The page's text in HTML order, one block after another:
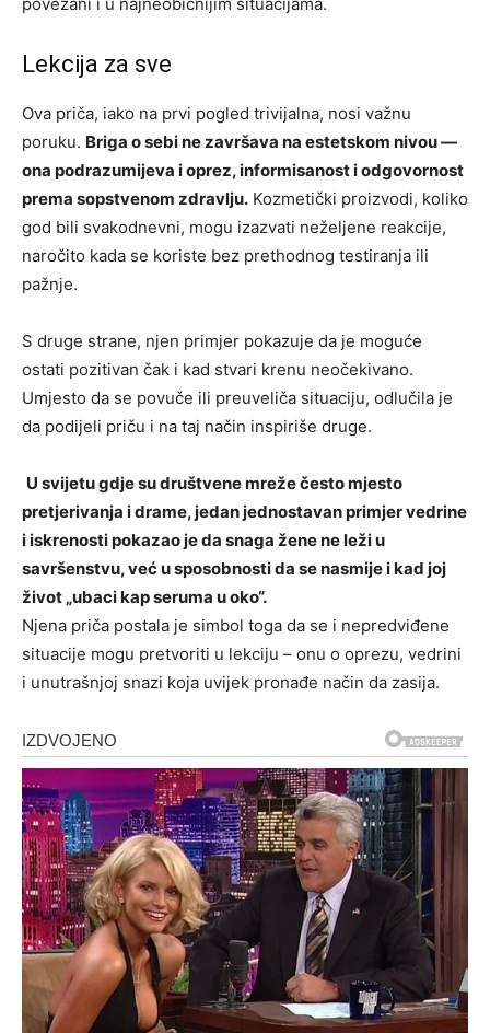
Lekcija za sve
Ova priča, iako na prvi pogled trivijalna, nosi važnu
poruku. Briga o sebi ne završava na estetskom nivou —
ona podrazumijeva i oprez, informisanost i odgovornost
prema sopstvenom zdravlju. Kozmetički proizvodi, koliko
god bili svakodnevni, mogu izazvati neželjene reakcije,
naročito kada se koriste bez prethodnog testiranja ili
pažnje.
S druge strane, njen primjer pokazuje da je moguće
ostati pozitivan čak i kad stvari krenu neočekivano.
Umjesto da se povuče ili preuveliča situaciju, odlučila je
da podijeli priču i na taj način inspiriše druge.
U svijetu gdje su društvene mreže često mjesto
pretjerivanja i drame, jedan jednostavan primjer vedrine
i iskrenosti pokazao je da snaga žene ne leži u
savršenstvu, već u sposobnosti da se nasmije i kad joj
život „ubaci kap seruma u oko“.
Njena priča postala je simbol toga da se i nepredviđene
situacije mogu pretvoriti u lekciju – onu o oprezu, vedrini
i unutrašnjoj snazi koja uvijek pronađe način da zasija.